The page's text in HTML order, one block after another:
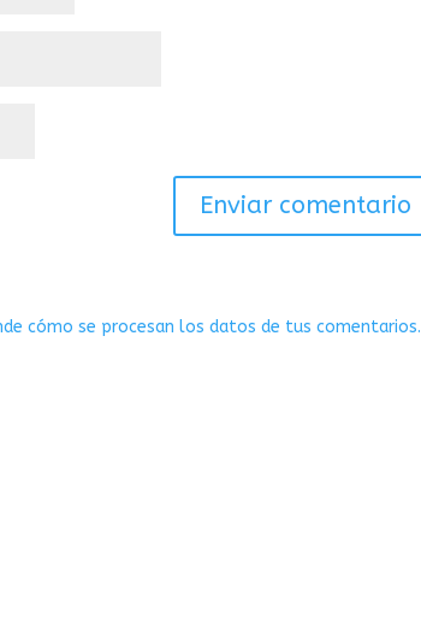
cómo se procesan los datos de tus comentarios.